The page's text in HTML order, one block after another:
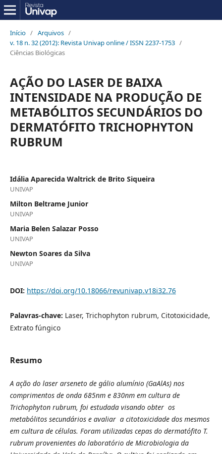
Início / Arquivos /
v. 18 n. 32 (2012): Revista Univap online / ISSN 2237-1753 /
Ciências Biológicas
AÇÃO DO LASER DE BAIXA
INTENSIDADE NA PRODUÇÃO DE
METABÓLITOS SECUNDÁRIOS DO
DERMATÓFITO TRICHOPHYTON
RUBRUM
Idália Aparecida Waltrick de Brito Siqueira
UNIVAP
Milton Beltrame Junior
UNIVAP
Maria Belen Salazar Posso
UNIVAP
Newton Soares da Silva
UNIVAP
DOI: https://doi.org/10.18066/revunivap.v18i32.76
Palavras-chave: Laser, Trichophyton rubrum, Citotoxicidade,
Extrato fúngico
Resumo
A ação do laser arseneto de gálio alumínio (GaAlAs) nos
comprimentos de onda 685nm e 830nm em cultura de
Trichophyton rubrum, foi estudada visando obter os
metabólitos secundários e avaliar a citotoxicidade dos mesmos
em cultura de células. Foram utilizadas cepas do dermatófito T.
rubrum provenientes do laboratório de Microbiologia da